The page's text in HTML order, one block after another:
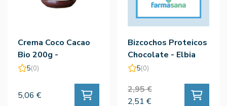
Crema Coco Cacao
Bio 200g -
Naturgreen
5(0)
5,06 €
Bizcochos Proteicos
Chocolate - Elbia
5(0)
2,95 €
2,51 €